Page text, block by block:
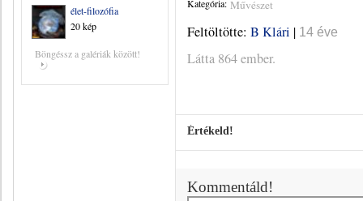
élet-filozófia
20 kép
Böngéssz a galériák között!
Kategória: Művészet
Feltöltötte: B Klári | 14 éve
Látta 864 ember.
Értékeld!
Kommentáld!